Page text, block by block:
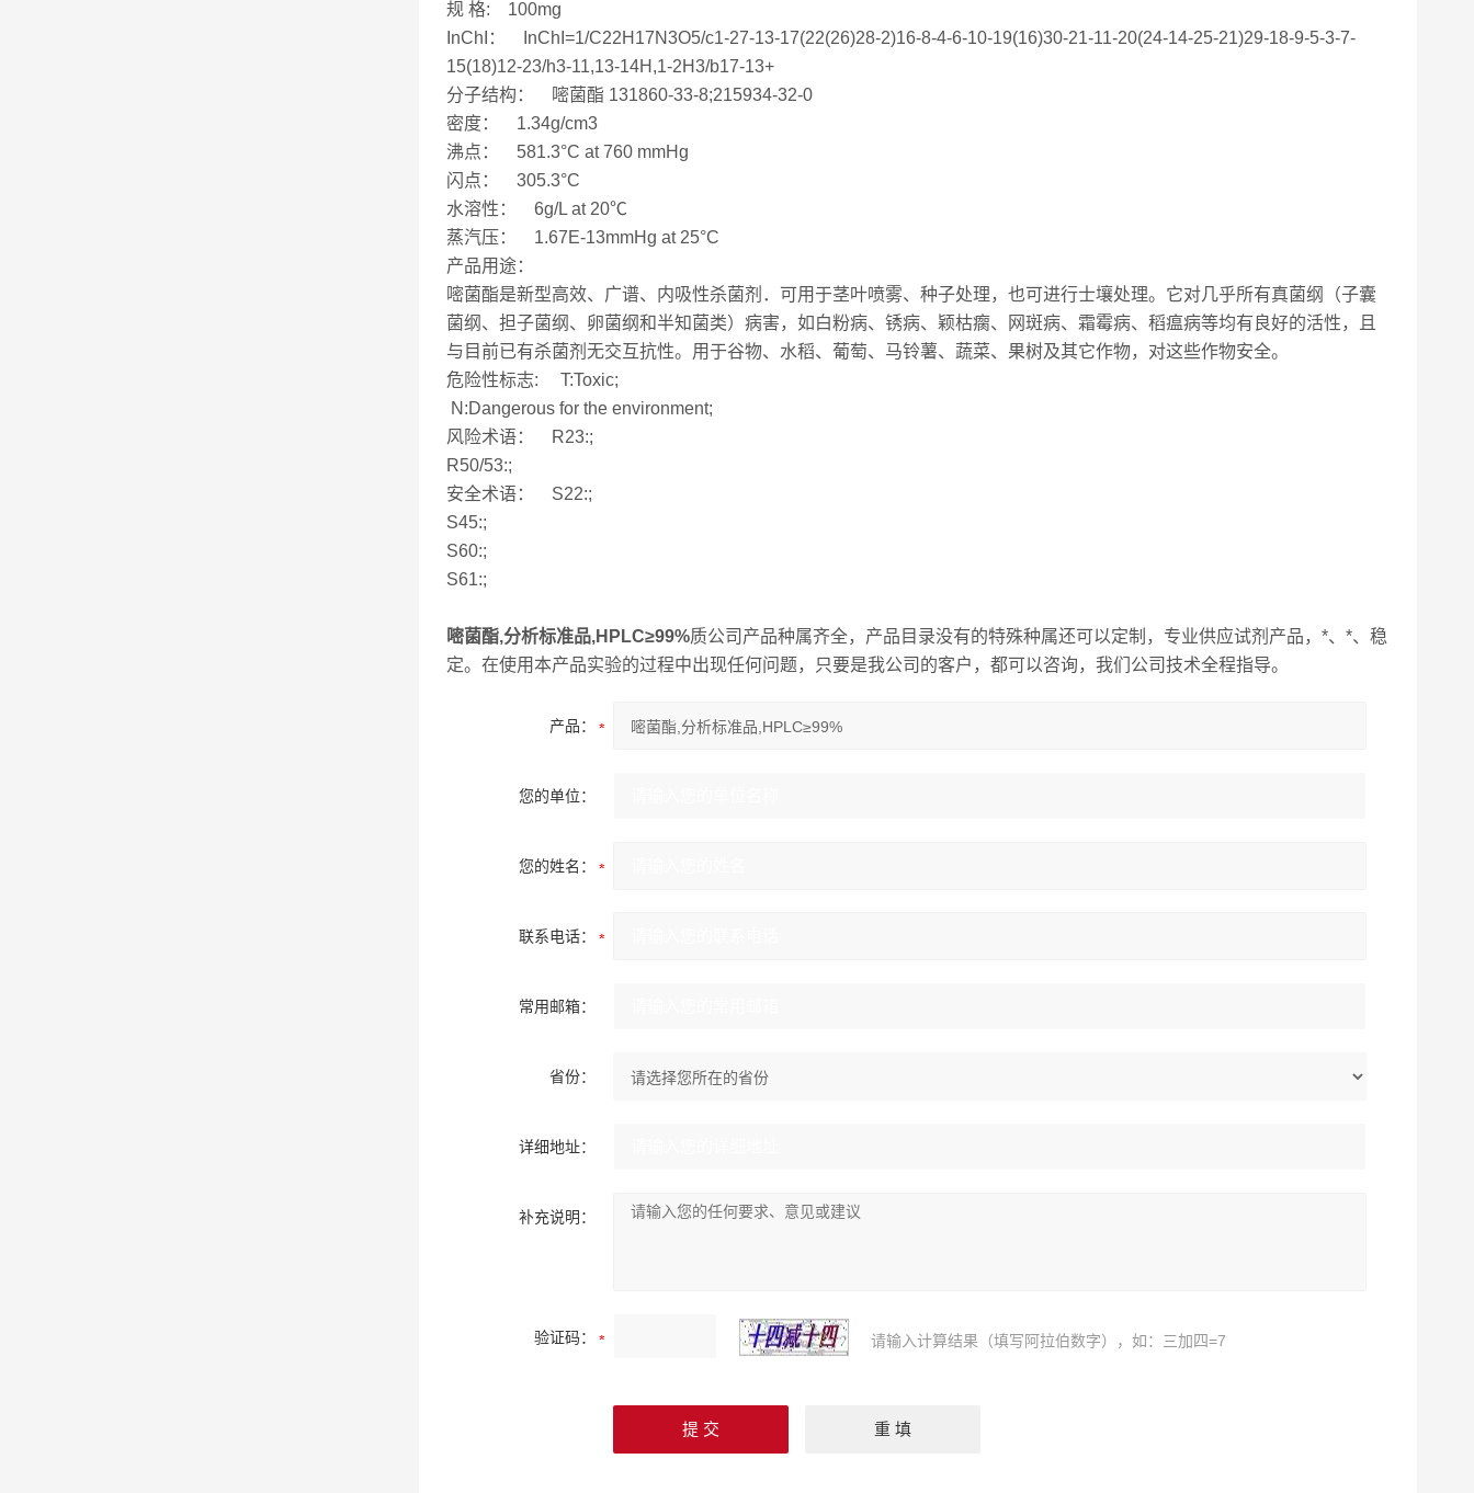
规 格: 100mg
InChI： InChI=1/C22H17N3O5/c1-27-13-17(22(26)28-2)16-8-4-6-10-19(16)30-21-11-20(24-14-25-21)29-18-9-5-3-7-
15(18)12-23/h3-11,13-14H,1-2H3/b17-13+
分子结构： 嘧菌酯 131860-33-8;215934-32-0
密度： 1.34g/cm3
沸点： 581.3°C at 760 mmHg
闪点： 305.3°C
水溶性： 6g/L at 20℃
蒸汽压： 1.67E-13mmHg at 25°C
产品用途：
嘧菌酯是新型高效、广谱、内吸性杀菌剂．可用于茎叶喷雾、种子处理，也可进行士壤处理。它对几乎所有真菌纲（子囊
菌纲、担子菌纲、卵菌纲和半知菌类）病害，如白粉病、锈病、颖枯瘸、网斑病、霜霉病、稻瘟病等均有良好的活性，且
与目前已有杀菌剂无交互抗性。用于谷物、水稻、葡萄、马铃薯、蔬菜、果树及其它作物，对这些作物安全。
危险性标志: T:Toxic;
N:Dangerous for the environment;
风险术语： R23:;
R50/53:;
安全术语： S22:;
S45:;
S60:;
S61:;
嘧菌酯,分析标准品,HPLC≥99%质公司产品种属齐全，产品目录没有的特殊种属还可以定制，专业供应试剂产品，*、*、稳
定。在使用本产品实验的过程中出现任何问题，只要是我公司的客户，都可以咨询，我们公司技术全程指导。
产品：
您的单位：
您的姓名：
联系电话：
常用邮箱：
省份：
详细地址：
补充说明：
验证码： 请输入计算结果（填写阿拉伯数字），如：三加四=7